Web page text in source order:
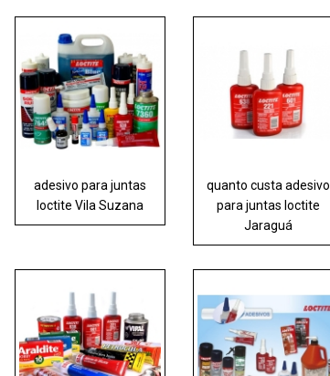
adesivo para juntas
loctite Vila Suzana
quanto custa adesivo
para juntas loctite
Jaraguá